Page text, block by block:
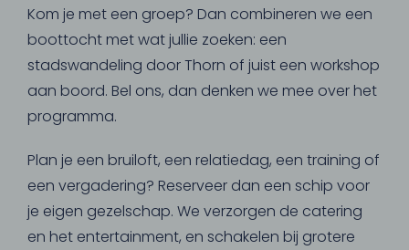
Kom je met een groep? Dan combineren we een
boottocht met wat jullie zoeken: een
stadswandeling door Thorn of juist een workshop
aan boord. Bel ons, dan denken we mee over het
programma.
Plan je een bruiloft, een relatiedag, een training of
een vergadering? Reserveer dan een schip voor
je eigen gezelschap. We verzorgen de catering
en het entertainment, en schakelen bij grotere